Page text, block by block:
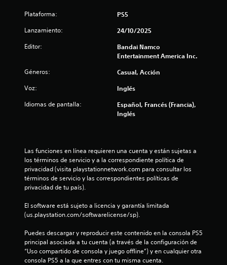
n
Plataforma: PS5
Lanzamiento: 24/10/2025
Editor:
Bandai Namco
Entertainment America Inc.
Géneros: Casual, Acción
Voz: Inglés
Idiomas de pantalla:
Español, Francés (Francia),
Inglés
Las funciones en línea requieren una cuenta y están sujetas a
los términos de servicio y a la correspondiente política de
privacidad (visita playstationnetwork.com para consultar los
términos de servicio y las correspondientes políticas de
privacidad de tu país).
El software está sujeto a licencia y garantía limitada
(us.playstation.com/softwarelicense/sp).
Puedes descargar y reproducir este contenido en la consola PS5
principal asociada a tu cuenta (a través de la configuración de
“Uso compartido de consola y juego offline”) y en cualquier otra
consola PS5 a la que entres con tu misma cuenta.